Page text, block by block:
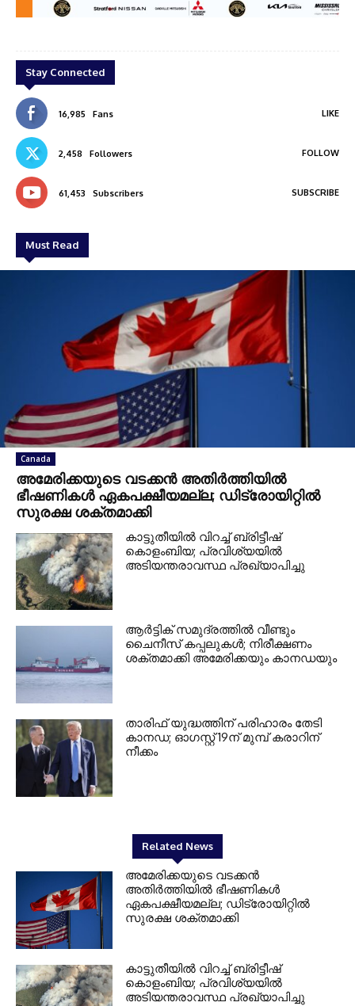
Stay Connected
16,985 Fans LIKE
2,458 Followers FOLLOW
61,453 Subscribers SUBSCRIBE
Must Read
Canada
അമേരിക്കയുടെ വടക്കൻ അതിർത്തിയിൽ
ഭീഷണികൾ ഏകപക്ഷീയമല്ല; ഡിട്രോയിറ്റിൽ
സുരക്ഷ ശക്തമാക്കി
കാട്ടുതീയിൽ വിറച്ച് ബ്രിട്ടീഷ്
കൊളംബിയ; പ്രവിശ്യയിൽ
അടിയന്തരാവസ്ഥ പ്രഖ്യാപിച്ചു
ആർട്ടിക് സമുദ്രത്തിൽ വീണ്ടും
ചൈനീസ് കപ്പലുകൾ; നിരീക്ഷണം
ശക്തമാക്കി അമേരിക്കയും കാനഡയും
താരിഫ് യുദ്ധത്തിന് പരിഹാരം തേടി
കാനഡ; ഓഗസ്റ്റ് 19ന് മുമ്പ് കരാറിന്
നീക്കം
Related News
അമേരിക്കയുടെ വടക്കൻ
അതിർത്തിയിൽ ഭീഷണികൾ
ഏകപക്ഷീയമല്ല; ഡിട്രോയിറ്റിൽ
സുരക്ഷ ശക്തമാക്കി
കാട്ടുതീയിൽ വിറച്ച് ബ്രിട്ടീഷ്
കൊളംബിയ; പ്രവിശ്യയിൽ
അടിയന്തരാവസ്ഥ പ്രഖ്യാപിച്ചു